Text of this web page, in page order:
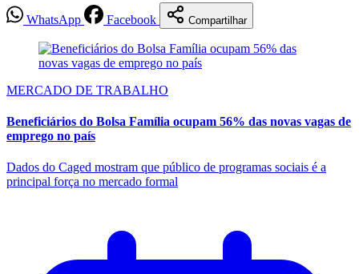
WhatsApp Facebook Compartilhar
MERCADO DE TRABALHO
Beneficiários do Bolsa Família ocupam 56% das novas vagas de
emprego no país
Dados do Caged mostram que público de programas sociais é a
principal força no mercado formal